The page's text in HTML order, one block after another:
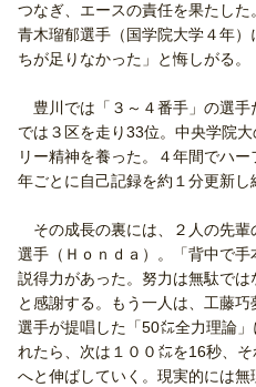
つなぎ、エースの責任を果たし
青木瑠郁選手（国学院大学４年
ちが足りなかった」と悔しがる。
豊川では「３～４番手」の選手
では３区を走り33位。中央学院
リー精神を養った。４年間でハ
年ごとに自己記録を約１分更新し
その成長の裏には、２人の先輩
選手（Ｈｏｎｄａ）。「背中で
説得力があった。努力は無駄では
と感謝する。もう一人は、工藤
選手が提唱した「50㍍全力理論
れたら、次は１００㍍を16秒、
へと伸ばしていく。現実的には